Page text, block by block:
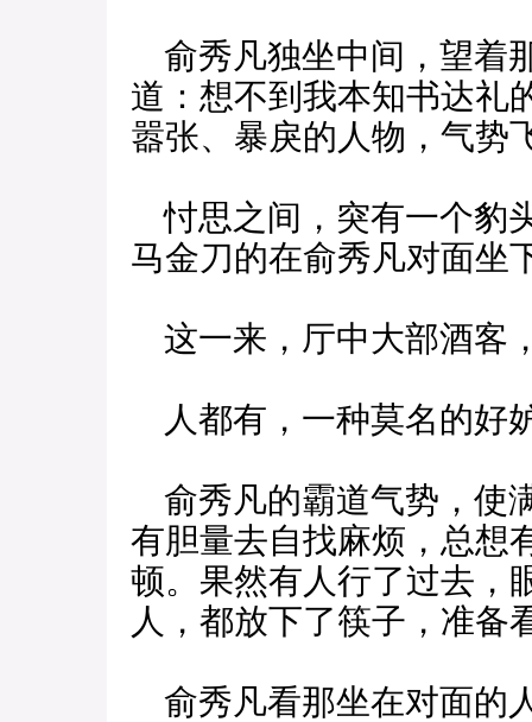
俞秀凡独坐中间，望着
道：想不到我本知书达礼
嚣张、暴戾的人物，气势
忖思之间，突有一个豹
马金刀的在俞秀凡对面坐
这一来，厅中大部酒客
人都有，一种莫名的好
俞秀凡的霸道气势，使
有胆量去自找麻烦，总想
顿。果然有人行了过去，
人，都放下了筷子，准备
俞秀凡看那坐在对面的